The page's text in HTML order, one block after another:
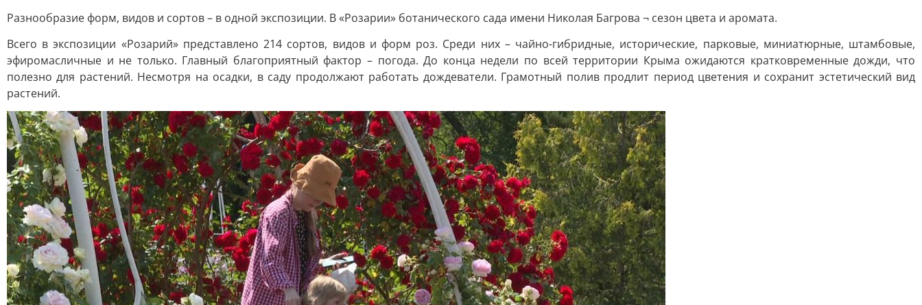
Разнообразие форм, видов и сортов – в одной экспозиции. В «Розарии» ботанического сада имени Николая Багрова ¬ сезон цвета и аромата.
Всего в экспозиции «Розарий» представлено 214 сортов, видов и форм роз. Среди них – чайно-гибридные, исторические, парковые, миниатюрные, штамбовые,
эфиромасличные и не только. Главный благоприятный фактор – погода. До конца недели по всей территории Крыма ожидаются кратковременные дожди, что
полезно для растений. Несмотря на осадки, в саду продолжают работать дождеватели. Грамотный полив продлит период цветения и сохранит эстетический вид
растений.